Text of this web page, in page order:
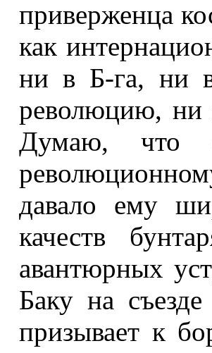
приверженца
как
ни в Б-га, ни
революцию, ни
Думаю, что
давало ему
качеств
авантюрных
Баку на
призывает к